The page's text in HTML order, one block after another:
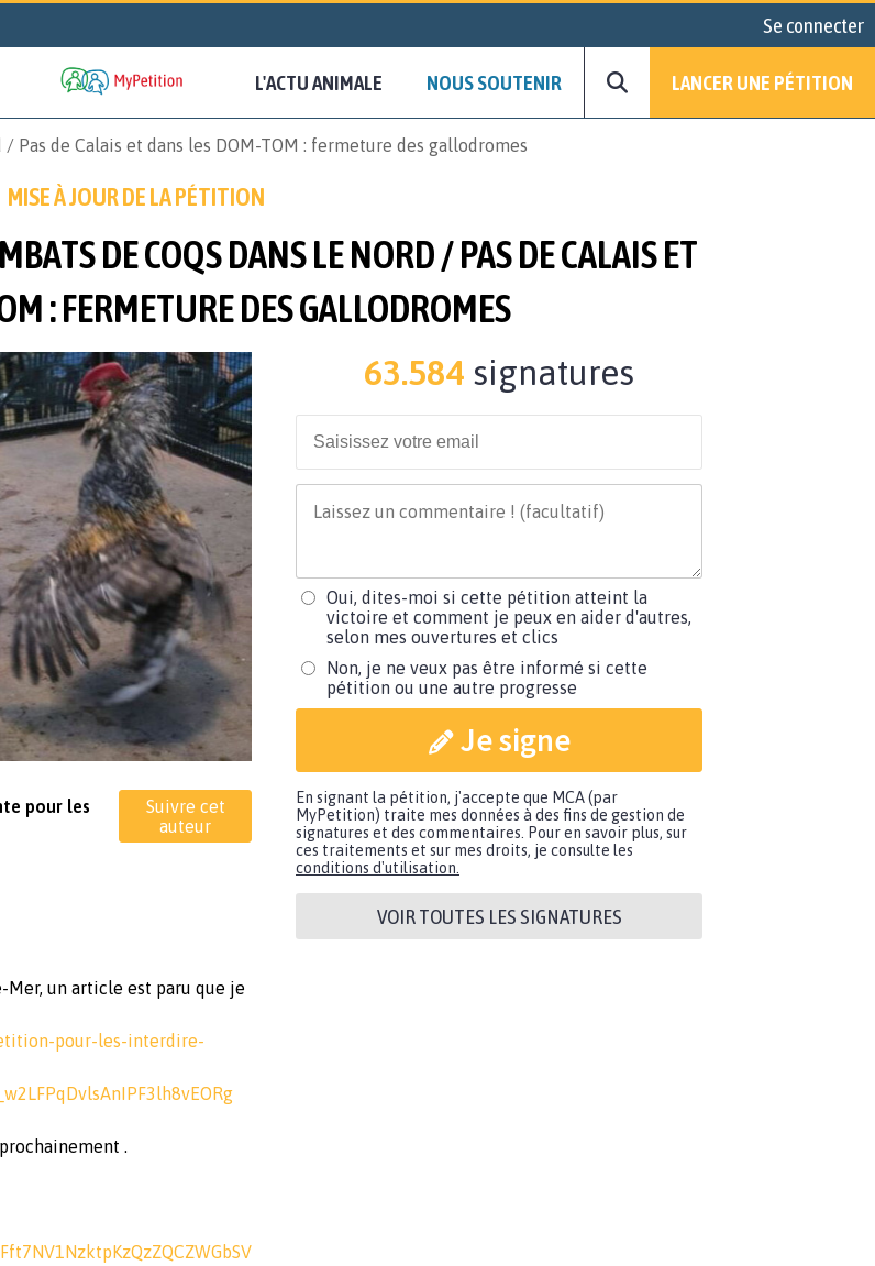
Se connecter
L'ACTU ANIMALE NOUS SOUTENIR LANCER UNE PÉTITION
Pas de Calais et dans les DOM-TOM : fermeture des gallodromes
MISE À JOUR DE LA PÉTITION
DE COQS DANS LE NORD / PAS DE CALAIS ET
: FERMETURE DES GALLODROMES
pour les
Suivre cet
auteur
un article est paru que je
pour-les-interdire-
.
63.584 signatures
Oui, dites-moi si cette pétition atteint la
victoire et comment je peux en aider d'autres,
selon mes ouvertures et clics
Non, je ne veux pas être informé si cette
pétition ou une autre progresse
Je signe
En signant la pétition, j'accepte que MCA (par
MyPetition) traite mes données à des fins de gestion de
signatures et des commentaires. Pour en savoir plus, sur
ces traitements et sur mes droits, je consulte les
conditions d'utilisation.
VOIR TOUTES LES SIGNATURES